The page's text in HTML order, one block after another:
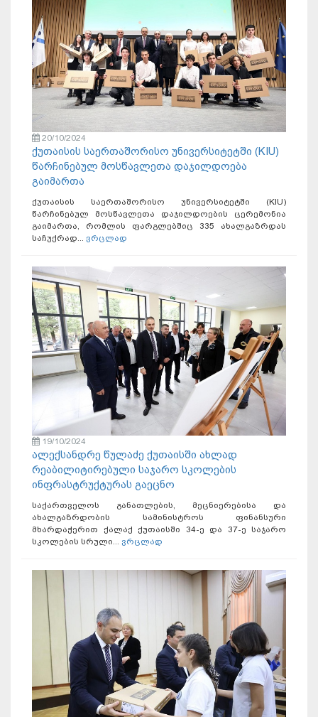
20/10/2024
ქუთაისის საერთაშორისო უნივერსიტეტში (KIU)
წარჩინებულ მოსწავლეთა დაჯილდოება
გაიმართა
ქუთაისის საერთაშორისო უნივერსიტეტში (KIU)
წარჩინებულ მოსწავლეთა დაჯილდოების ცერემონია
გაიმართა, რომლის ფარგლებშიც 335 ახალგაზრდას
საჩუქრად... ვრცლად
19/10/2024
ალექსანდრე წულაძე ქუთაისში ახლად
რეაბილიტირებული საჯარო სკოლების
ინფრასტრუქტურას გაეცნო
საქართველოს განათლების, მეცნიერებისა და
ახალგაზრდობის სამინისტროს ფინანსური
მხარდაჭერით ქალაქ ქუთაისში 34-ე და 37-ე საჯარო
სკოლების სრული... ვრცლად